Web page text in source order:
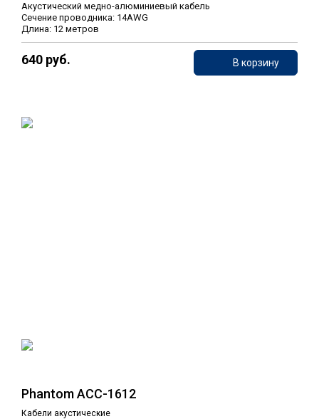
Акустический медно-алюминиевый кабель
Сечение проводника: 14AWG
Длина: 12 метров
640 руб. В корзину
Phantom ACC-1612
Кабели акустические